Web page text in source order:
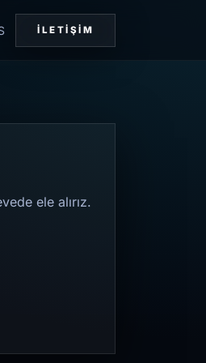
İLETIŞIM
ele alırız.